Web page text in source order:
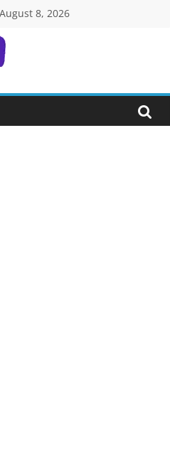
8, 2026